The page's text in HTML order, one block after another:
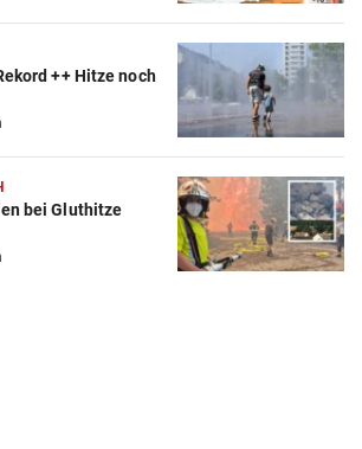
++ Hitze noch
bei Gluthitze